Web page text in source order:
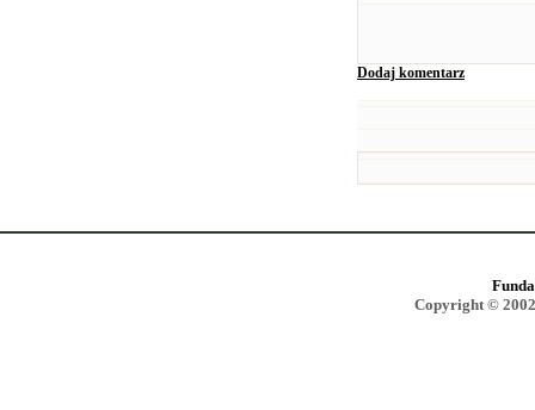
Dodaj komentarz
Copyright ©